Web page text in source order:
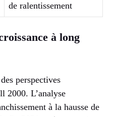
de ralentissement
à long
perspectives
2000. L’analyse
à la hausse de